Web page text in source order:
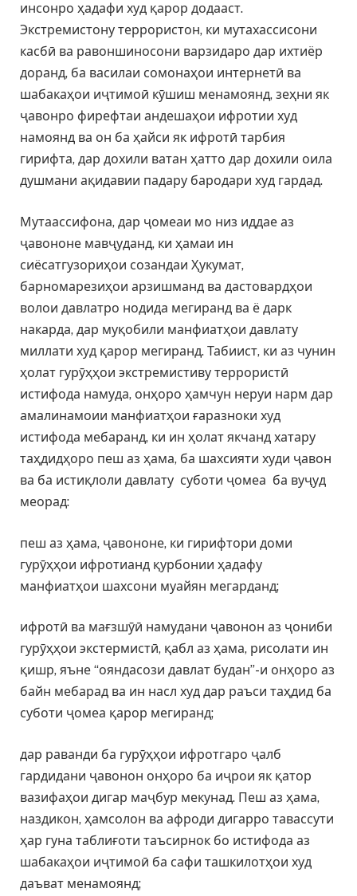
инсонро ҳадафи худ қарор додааст.
Экстремистону террористон, ки мутахассисони
касбӣ ва равоншиносони варзидаро дар ихтиёр
доранд, ба василаи сомонаҳои интернетӣ ва
шабакаҳои иҷтимоӣ кӯшиш менамоянд, зеҳни як
ҷавонро фирефтаи андешаҳои ифротии худ
намоянд ва он ба ҳайси як ифротӣ тарбия
гирифта, дар дохили ватан ҳатто дар дохили оила
душмани ақидавии падару бародари худ гардад.
Мутаассифона, дар ҷомеаи мо низ иддае аз
ҷавононе мавҷуданд, ки ҳамаи ин
сиёсатгузориҳои созандаи Ҳукумат,
барномарезиҳои арзишманд ва дастовардҳои
волои давлатро нодида мегиранд ва ё дарк
накарда, дар муқобили манфиатҳои давлату
миллати худ қарор мегиранд. Табиист, ки аз чунин
ҳолат гурӯҳҳои экстремистиву террористӣ
истифода намуда, онҳоро ҳамчун неруи нарм дар
амалинамоии манфиатҳои ғаразноки худ
истифода мебаранд, ки ин ҳолат якчанд хатару
таҳдидҳоро пеш аз ҳама, ба шахсияти худи ҷавон
ва ба истиқлоли давлату суботи ҷомеа ба вуҷуд
меорад:
пеш аз ҳама, ҷавононе, ки гирифтори доми
гурӯҳҳои ифротианд қурбонии ҳадафу
манфиатҳои шахсони муайян мегарданд;
ифротӣ ва мағзшӯӣ намудани ҷавонон аз ҷониби
гурӯҳҳои экстермистӣ, қабл аз ҳама, рисолати ин
қишр, яъне “ояндасози давлат будан”-и онҳоро аз
байн мебарад ва ин насл худ дар раъси таҳдид ба
суботи ҷомеа қарор мегиранд;
дар раванди ба гурӯҳҳои ифротгаро ҷалб
гардидани ҷавонон онҳоро ба иҷрои як қатор
вазифаҳои дигар маҷбур мекунад. Пеш аз ҳама,
наздикон, ҳамсолон ва афроди дигарро тавассути
ҳар гуна таблиғоти таъсирнок бо истифода аз
шабакаҳои иҷтимоӣ ба сафи ташкилотҳои худ
даъват менамоянд;